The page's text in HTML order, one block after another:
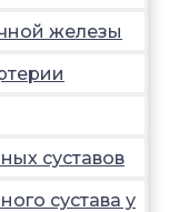
железы
суставов
сустава у